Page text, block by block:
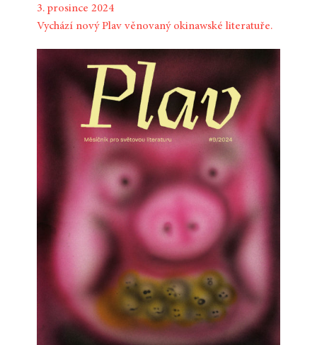
3. prosince 2024
Vychází nový Plav věnovaný okinawské literatuře.